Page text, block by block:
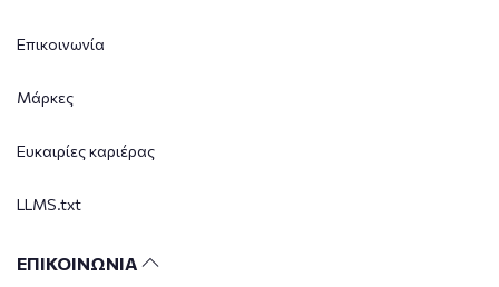
Επικοινωνία
Μάρκες
Ευκαιρίες καριέρας
LLMS.txt
ΕΠΙΚΟΙΝΩΝΙΑ